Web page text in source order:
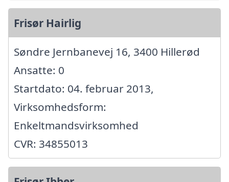
Frisør Hairlig
Søndre Jernbanevej 16, 3400 Hillerød
Ansatte: 0
Startdato: 04. februar 2013,
Virksomhedsform:
Enkeltmandsvirksomhed
CVR: 34855013